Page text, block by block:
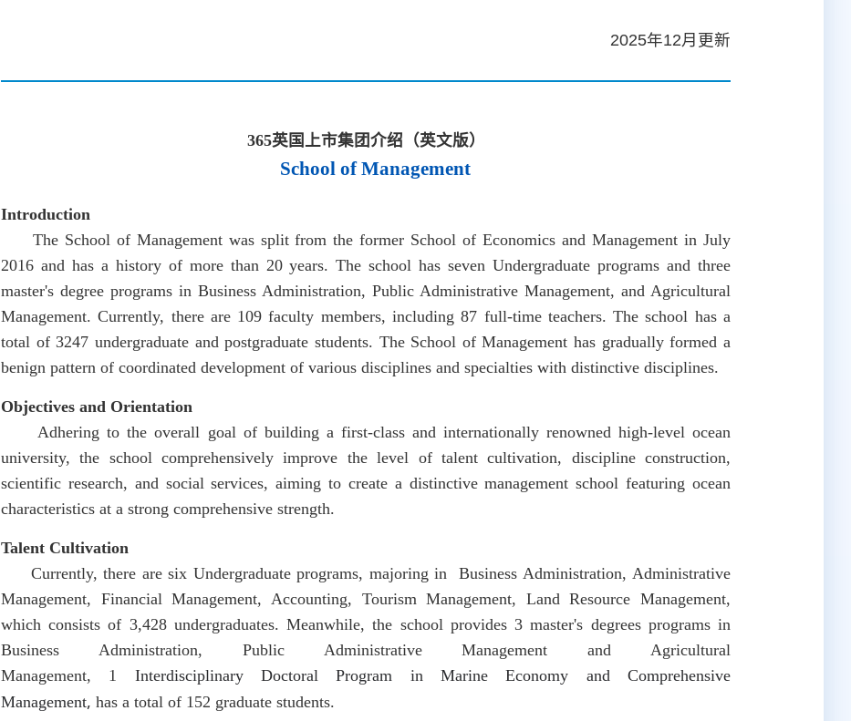
2025年12月更新
365英国上市集团介绍（英文版）
School of Management
Introduction
The School of Management was split from the former School of Economics and Management in July
2016 and has a history of more than 20 years. The school has seven Undergraduate programs and three
master's degree programs in Business Administration, Public Administrative Management, and Agricultural
Management. Currently, there are 109 faculty members, including 87 full-time teachers. The school has a
total of 3247 undergraduate and postgraduate students. The School of Management has gradually formed a
benign pattern of coordinated development of various disciplines and specialties with distinctive disciplines.
Objectives and Orientation
Adhering to the overall goal of building a first-class and internationally renowned high-level ocean
university, the school comprehensively improve the level of talent cultivation, discipline construction,
scientific research, and social services, aiming to create a distinctive management school featuring ocean
characteristics at a strong comprehensive strength.
Talent Cultivation
Currently, there are six Undergraduate programs, majoring in Business Administration, Administrative
Management, Financial Management, Accounting, Tourism Management, Land Resource Management,
which consists of 3,428 undergraduates. Meanwhile, the school provides 3 master's degrees programs in
Business Administration, Public Administrative Management and Agricultural
Management, 1 Interdisciplinary Doctoral Program in Marine Economy and Comprehensive
Management, has a total of 152 graduate students.